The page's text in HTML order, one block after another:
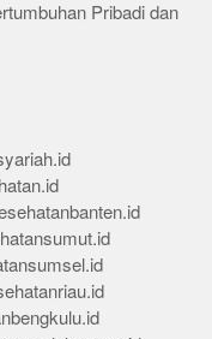
Pribadi dan